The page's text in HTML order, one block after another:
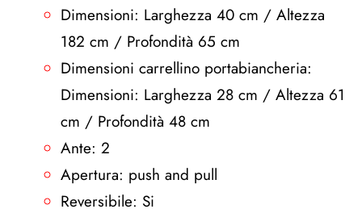
Dimensioni: Larghezza 40 cm / Altezza
182 cm / Profondità 65 cm
Dimensioni carrellino portabiancheria:
Dimensioni: Larghezza 28 cm / Altezza 61
cm / Profondità 48 cm
Ante: 2
Apertura: push and pull
Reversibile: Si